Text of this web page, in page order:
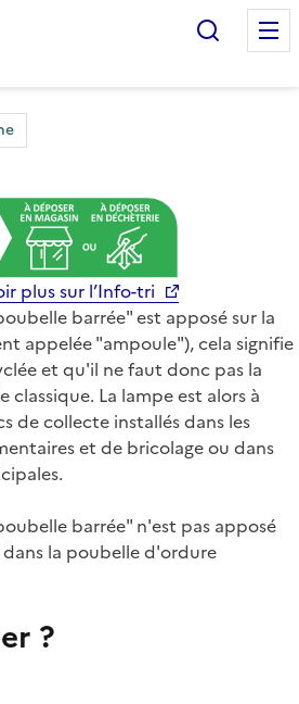
de mes objets & déchets
plus sur l’Info-tri
barrée" est apposé sur la
appelée "ampoule"), cela signifie
et qu'il ne faut donc pas la
classique. La lampe est alors à
de collecte installés dans les
et de bricolage ou dans
barrée" n'est pas apposé
la poubelle d'ordure
?